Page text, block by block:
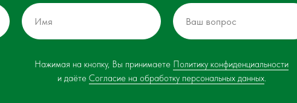
Нажимая на кнопку, Вы принимаете Политику конфиденциальности
и даёте Согласие на обработку персональных данных.